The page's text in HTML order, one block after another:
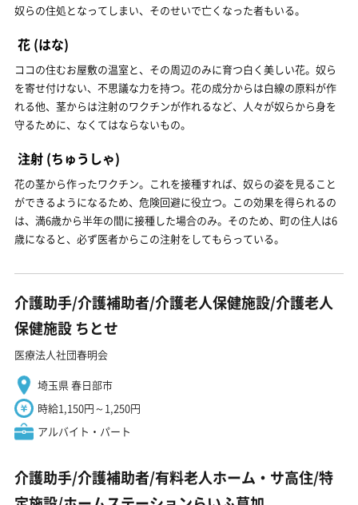
奴らの住処となってしまい、そのせいで亡くなった者もいる。
花 (はな)
ココの住むお屋敷の温室と、その周辺のみに育つ白く美しい花。奴ら
を寄せ付けない、不思議な力を持つ。花の成分からは白線の原料が作
れる他、茎からは注射のワクチンが作れるなど、人々が奴らから身を
守るために、なくてはならないもの。
注射 (ちゅうしゃ)
花の茎から作ったワクチン。これを接種すれば、奴らの姿を見ること
ができるようになるため、危険回避に役立つ。この効果を得られるの
は、満6歳から半年の間に接種した場合のみ。そのため、町の住人は6
歳になると、必ず医者からこの注射をしてもらっている。
介護助手/介護補助者/介護老人保健施設/介護老人
保健施設 ちとせ
医療法人社団春明会
埼玉県 春日部市
時給1,150円～1,250円
アルバイト・パート
介護助手/介護補助者/有料老人ホーム・サ高住/特